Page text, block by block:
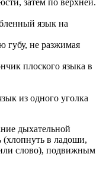
язык на
не разжимая
плоского языка в
из одного уголка
дыхательной
(хлопнуть в ладоши,
слово), подвижным